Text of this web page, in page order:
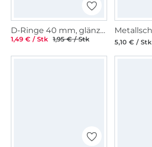
D-Ringe 40 mm, glänzend anthrazit
1,49 € / Stk 1,95 € / Stk 5,10 € / Stk